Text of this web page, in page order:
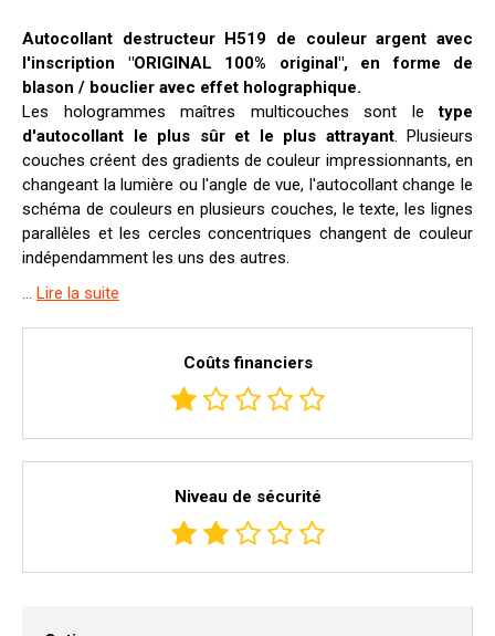
Autocollant destructeur H519 de couleur argent avec
l'inscription "ORIGINAL 100% original", en forme de
blason / bouclier avec effet holographique.
Les hologrammes maîtres multicouches sont letype
d'autocollant le plus sûr et le plus attrayant. Plusieurs
couches créent des gradients de couleur impressionnants, en
changeant la lumière ou l'angle de vue, l'autocollant change le
schéma de couleurs en plusieurs couches, le texte, les lignes
parallèles et les cercles concentriques changent de couleur
indépendamment les uns des autres.
... Lire la suite
Coûts financiers
Niveau de sécurité